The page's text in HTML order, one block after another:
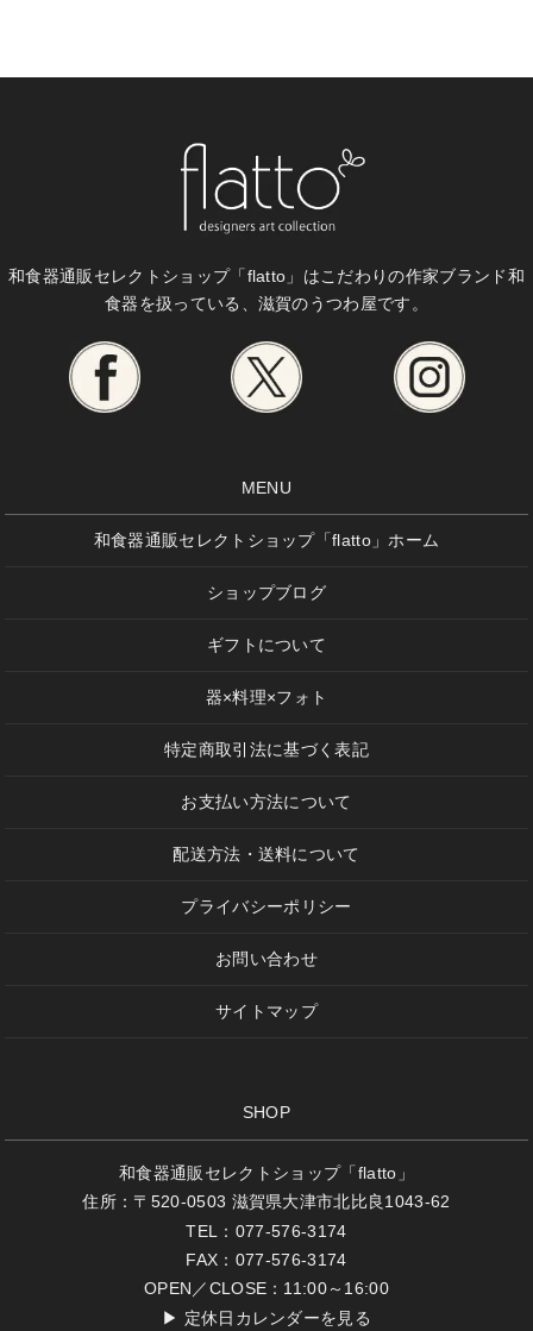
和食器通販セレクトショップ「flatto」はこだわりの作家ブランド和
食器を扱っている、滋賀のうつわ屋です。
MENU
和食器通販セレクトショップ「flatto」ホーム
ショップブログ
ギフトについて
器×料理×フォト
特定商取引法に基づく表記
お支払い方法について
配送方法・送料について
プライバシーポリシー
お問い合わせ
サイトマップ
SHOP
和食器通販セレクトショップ「flatto」
住所：〒520-0503 滋賀県大津市北比良1043-62
TEL：077-576-3174
FAX：077-576-3174
OPEN／CLOSE：11:00～16:00
▶ 定休日カレンダーを見る